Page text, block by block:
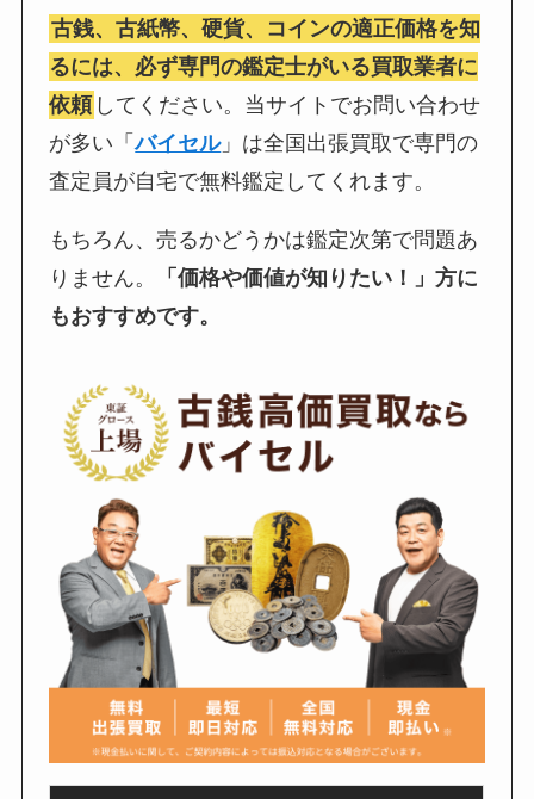
古銭、古紙幣、硬貨、コインの適正価格を知
るには、必ず専門の鑑定士がいる買取業者に
依頼 してください。当サイトでお問い合わせ
が多い「バイセル」は全国出張買取で専門の
査定員が自宅で無料鑑定してくれます。
もちろん、売るかどうかは鑑定次第で問題あ
りません。
「価格や価値が知りたい！」方に
もおすすめです。